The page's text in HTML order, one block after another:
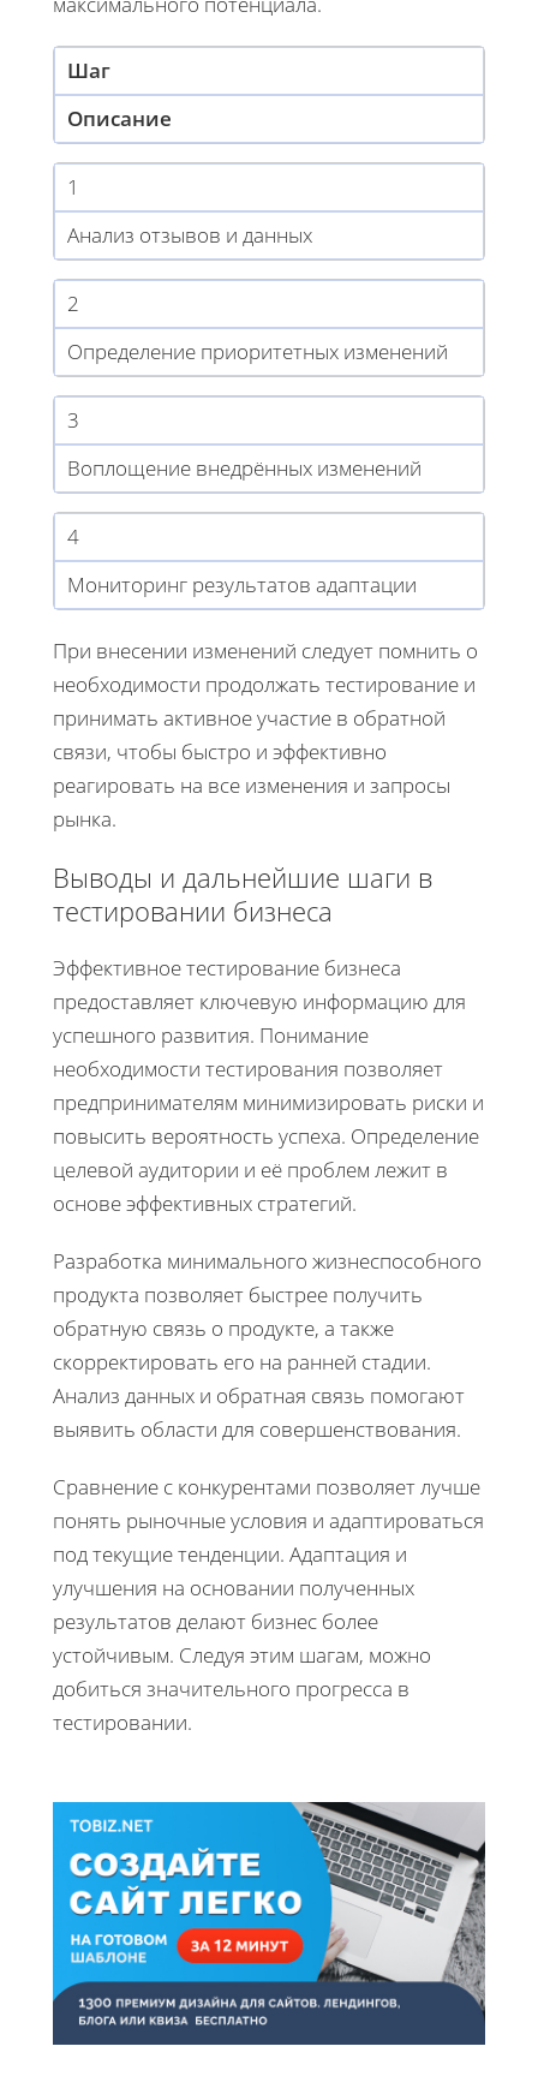
Шаг
Описание
1
Анализ отзывов и данных
2
Определение приоритетных изменений
3
Воплощение внедрённых изменений
4
Мониторинг результатов адаптации
При внесении изменений следует помнить о
необходимости продолжать тестирование и
принимать активное участие в обратной
связи, чтобы быстро и эффективно
реагировать на все изменения и запросы
рынка.
Выводы и дальнейшие шаги в
тестировании бизнеса
Эффективное тестирование бизнеса
предоставляет ключевую информацию для
успешного развития. Понимание
необходимости тестирования позволяет
предпринимателям минимизировать риски и
повысить вероятность успеха. Определение
целевой аудитории и её проблем лежит в
основе эффективных стратегий.
Разработка минимального жизнеспособного
продукта позволяет быстрее получить
обратную связь о продукте, а также
скорректировать его на ранней стадии.
Анализ данных и обратная связь помогают
выявить области для совершенствования.
Сравнение с конкурентами позволяет лучше
понять рыночные условия и адаптироваться
под текущие тенденции. Адаптация и
улучшения на основании полученных
результатов делают бизнес более
устойчивым. Следуя этим шагам, можно
добиться значительного прогресса в
тестировании.